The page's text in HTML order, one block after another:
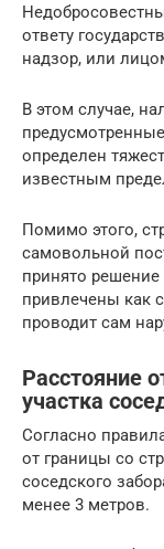
ответу
надзор, или
В этом случае,
определен
известным
Помимо этого,
самовольной
принято
привлечены как
проводит сам
Расстояние
участка
Согласно
от границы со
соседского
менее 3 метров.